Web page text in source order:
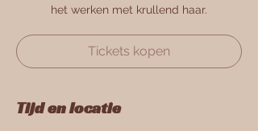
het werken met krullend haar.
Tickets kopen
Tijd en locatie